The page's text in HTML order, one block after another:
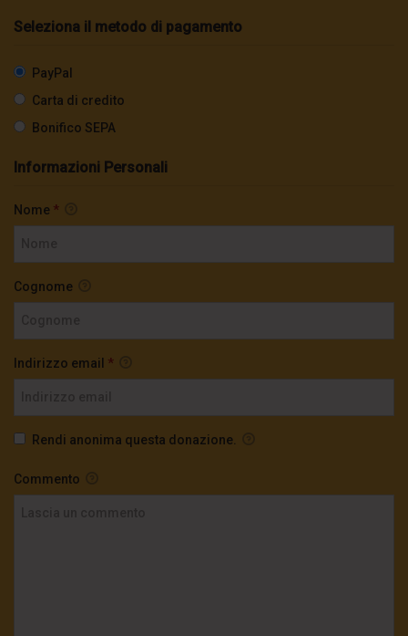
Seleziona il metodo di pagamento
PayPal
Carta di credito
Bonifico SEPA
Informazioni Personali
Nome *
Cognome
Indirizzo email *
Rendi anonima questa donazione.
Commento